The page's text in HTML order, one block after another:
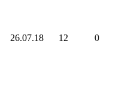
26.07.18 12 0